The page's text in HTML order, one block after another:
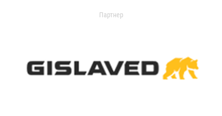
Партнер